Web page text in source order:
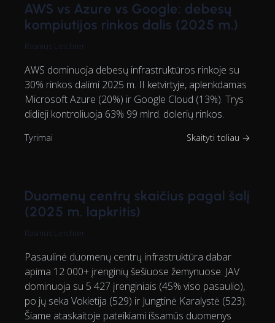
AWS vs Azure vs Google: debesų
kompiutijos rinkos dalis (2025 m.)
Rasmus Leichter
AWS dominuoja debesų infrastruktūros rinkoje su
30% rinkos dalimi 2025 m. II ketvirtyje, aplenkdamas
Microsoft Azure (20%) ir Google Cloud (13%). Trys
didieji kontroliuoja 63% 99 mlrd. dolerių rinkos.
Tyrimai Skaityti toliau →
Duomenų centrų skaičius pagal šalį
(2025 m. lapkritis)
Rasmus Leichter
Pasaulinė duomenų centrų infrastruktūra dabar
apima 12 000+ įrenginių šešiuose žemynuose. JAV
dominuoja su 5 427 įrenginiais (45% viso pasaulio),
po jų seka Vokietija (529) ir Jungtinė Karalystė (523).
Šiame ataskaitoje pateikiami išsamūs duomenys